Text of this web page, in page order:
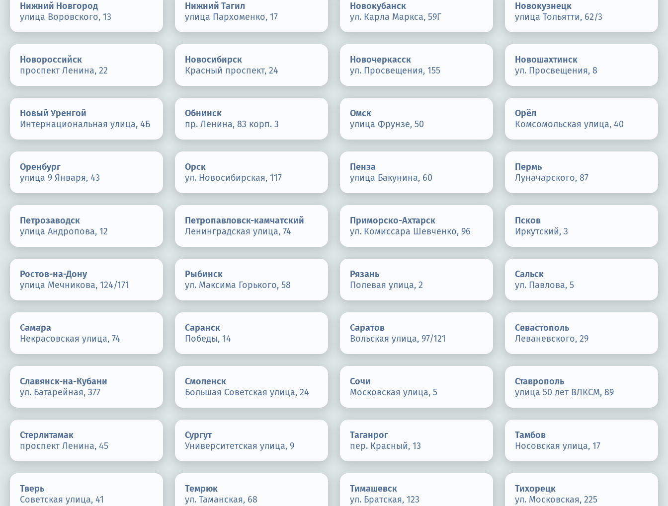
Нижний Новгород
улица Воровского, 13
Нижний Тагил
улица Пархоменко, 17
Новокубанск
ул. Карла Маркса, 59Г
Новокузнецк
улица Тольятти, 62/3
Новороссийск
проспект Ленина, 22
Новосибирск
Красный проспект, 24
Новочеркасск
ул. Просвещения, 155
Новошахтинск
ул. Просвещения, 8
Новый Уренгой
Интернациональная улица, 4Б
Обнинск
пр. Ленина, 83 корп. 3
Омск
улица Фрунзе, 50
Орёл
Комсомольская улица, 40
Оренбург
улица 9 Января, 43
Орск
ул. Новосибирская, 117
Пенза
улица Бакунина, 60
Пермь
Луначарского, 87
Петрозаводск
улица Андропова, 12
Петропавловск-камчатский
Ленинградская улица, 74
Приморско-Ахтарск
ул. Комиссара Шевченко, 96
Псков
Иркутский, 3
Ростов-на-Дону
улица Мечникова, 124/171
Рыбинск
ул. Максима Горького, 58
Рязань
Полевая улица, 2
Сальск
ул. Павлова, 5
Самара
Некрасовская улица, 74
Саранск
Победы, 14
Саратов
Вольская улица, 97/121
Севастополь
Леваневского, 29
Славянск-на-Кубани
ул. Батарейная, 377
Смоленск
Большая Советская улица, 24
Сочи
Московская улица, 5
Ставрополь
улица 50 лет ВЛКСМ, 89
Стерлитамак
проспект Ленина, 45
Сургут
Университетская улица, 9
Таганрог
пер. Красный, 13
Тамбов
Носовская улица, 17
Тверь
Советская улица, 41
Темрюк
ул. Таманская, 68
Тимашевск
ул. Братская, 123
Тихорецк
ул. Московская, 225